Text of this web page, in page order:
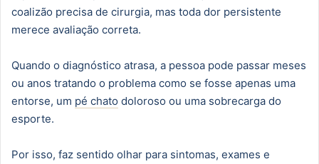
coalizão precisa de cirurgia, mas toda dor persistente
merece avaliação correta.
Quando o diagnóstico atrasa, a pessoa pode passar meses
ou anos tratando o problema como se fosse apenas uma
entorse, um pé chato doloroso ou uma sobrecarga do
esporte.
Por isso, faz sentido olhar para sintomas, exames e